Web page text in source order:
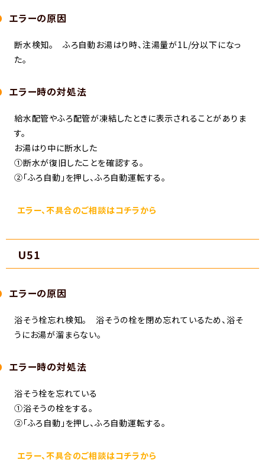
エラーの原因
断水検知。 ふろ自動お湯はり時、注湯量が1L/分以下になっ
た。
エラー時の対処法
給水配管やふろ配管が凍結したときに表示されることがありま
す。
お湯はり中に断水した
①断水が復旧したことを確認する。
②「ふろ自動」を押し、ふろ自動運転する。
エラー、不具合のご相談はコチラから
U51
エラーの原因
浴そう栓忘れ検知。 浴そうの栓を閉め忘れているため、浴そ
うにお湯が溜まらない。
エラー時の対処法
浴そう栓を忘れている
①浴そうの栓をする。
②「ふろ自動」を押し、ふろ自動運転する。
エラー、不具合のご相談はコチラから